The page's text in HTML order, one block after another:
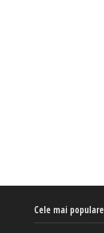
Cele mai populare